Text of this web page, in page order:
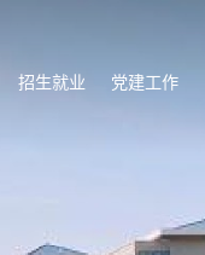
招生就业 党建工作